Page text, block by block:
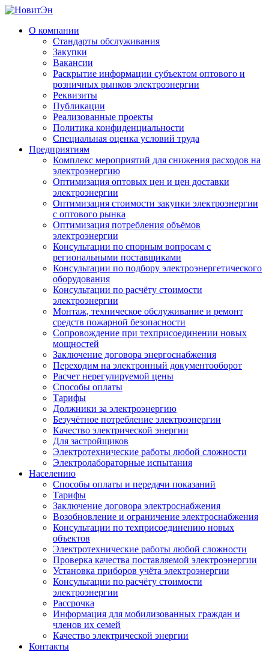
О компании
Стандарты обслуживания
Закупки
Вакансии
Раскрытие информации субъектом оптового и
розничных рынков электроэнергии
Реквизиты
Публикации
Реализованные проекты
Политика конфиденциальности
Специальная оценка условий труда
Предприятиям
Комплекс мероприятий для снижения расходов на
электроэнергию
Оптимизация оптовых цен и цен доставки
электроэнергии
Оптимизация стоимости закупки электроэнергии
с оптового рынка
Оптимизация потребления объёмов
электроэнергии
Консультации по спорным вопросам с
региональными поставщиками
Консультации по подбору электроэнергетического
оборудования
Консультации по расчёту стоимости
электроэнергии
Монтаж, техническое обслуживание и ремонт
средств пожарной безопасности
Сопровождение при техприсоединении новых
мощностей
Заключение договора энергоснабжения
Переходим на электронный документооборот
Расчет нерегулируемой цены
Способы оплаты
Тарифы
Должники за электроэнергию
Безучётное потребление электроэнергии
Качество электрической энергии
Для застройщиков
Электротехнические работы любой сложности
Электролабораторные испытания
Населению
Способы оплаты и передачи показаний
Тарифы
Заключение договора электроснабжения
Возобновление и ограничение электроснабжения
Консультации по техприсоединению новых
объектов
Электротехнические работы любой сложности
Проверка качества поставляемой электроэнергии
Установка приборов учёта электроэнергии
Консультации по расчёту стоимости
электроэнергии
Рассрочка
Информация для мобилизованных граждан и
членов их семей
Качество электрической энергии
Контакты